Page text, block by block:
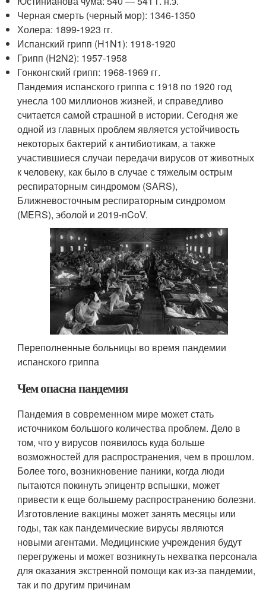
Черная смерть (черный мор): 1346-1350
Холера: 1899-1923 гг.
Испанский грипп (H1N1): 1918-1920
Грипп (H2N2): 1957-1958
Гонконгский грипп: 1968-1969 гг.
Пандемия испанского гриппа с 1918 по 1920 год
унесла 100 миллионов жизней, и справедливо
считается самой страшной в истории. Сегодня же
одной из главных проблем является устойчивость
некоторых бактерий к антибиотикам, а также
участившиеся случаи передачи вирусов от животных
к человеку, как было в случае с тяжелым острым
респираторным синдромом (SARS),
Ближневосточным респираторным синдромом
(MERS), эболой и 2019-nCoV.
Переполненные больницы во время пандемии
испанского гриппа
Чем опасна пандемия
Пандемия в современном мире может стать
источником большого количества проблем. Дело в
том, что у вирусов появилось куда больше
возможностей для распространения, чем в прошлом.
Более того, возникновение паники, когда люди
пытаются покинуть эпицентр вспышки, может
привести к еще большему распространению болезни.
Изготовление вакцины может занять месяцы или
годы, так как пандемические вирусы являются
новыми агентами. Медицинские учреждения будут
перегружены и может возникнуть нехватка персонала
для оказания экстренной помощи как из-за пандемии,
так и по другим причинам